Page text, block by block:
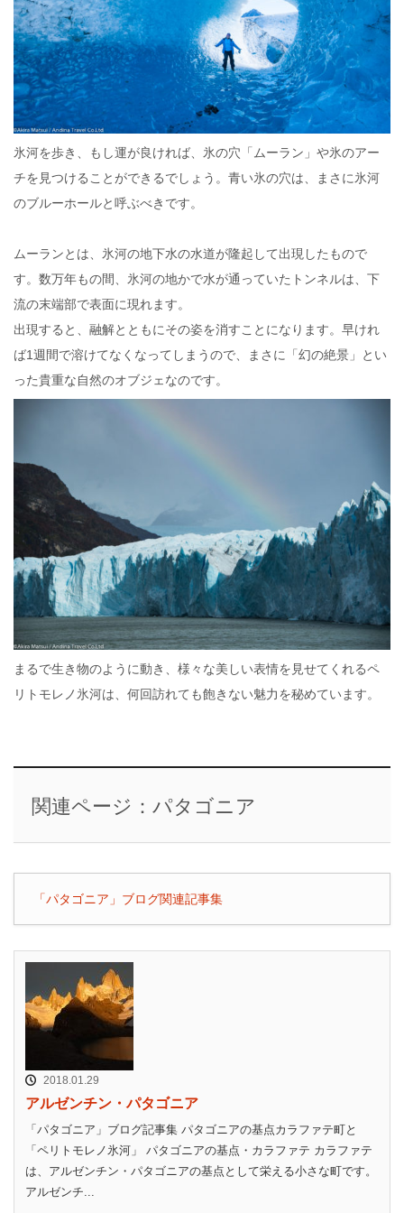
氷河を歩き、もし運が良ければ、氷の穴「ムーラン」や氷のアー
チを見つけることができるでしょう。青い氷の穴は、まさに氷河
のブルーホールと呼ぶべきです。
ムーランとは、氷河の地下水の水道が隆起して出現したもので
す。数万年もの間、氷河の地かで水が通っていたトンネルは、下
流の末端部で表面に現れます。
出現すると、融解とともにその姿を消すことになります。早けれ
ば1週間で溶けてなくなってしまうので、まさに「幻の絶景」とい
った貴重な自然のオブジェなのです。
まるで生き物のように動き、様々な美しい表情を見せてくれるペ
リトモレノ氷河は、何回訪れても飽きない魅力を秘めています。
関連ページ：パタゴニア
「パタゴニア」ブログ関連記事集
2018.01.29
アルゼンチン・パタゴニア
「パタゴニア」ブログ記事集 パタゴニアの基点カラファテ町と
「ペリトモレノ氷河」 パタゴニアの基点・カラファテ カラファテ
は、アルゼンチン・パタゴニアの基点として栄える小さな町です。
アルゼンチ...